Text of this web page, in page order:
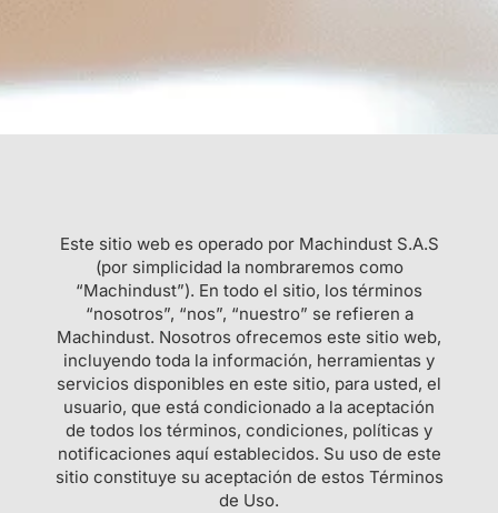
Este sitio web es operado por Machindust S.A.S
(por simplicidad la nombraremos como
“Machindust”). En todo el sitio, los términos
“nosotros”, “nos”, “nuestro” se refieren a
Machindust. Nosotros ofrecemos este sitio web,
incluyendo toda la información, herramientas y
servicios disponibles en este sitio, para usted, el
usuario, que está condicionado a la aceptación
de todos los términos, condiciones, políticas y
notificaciones aquí establecidos. Su uso de este
sitio constituye su aceptación de estos Términos
de Uso.